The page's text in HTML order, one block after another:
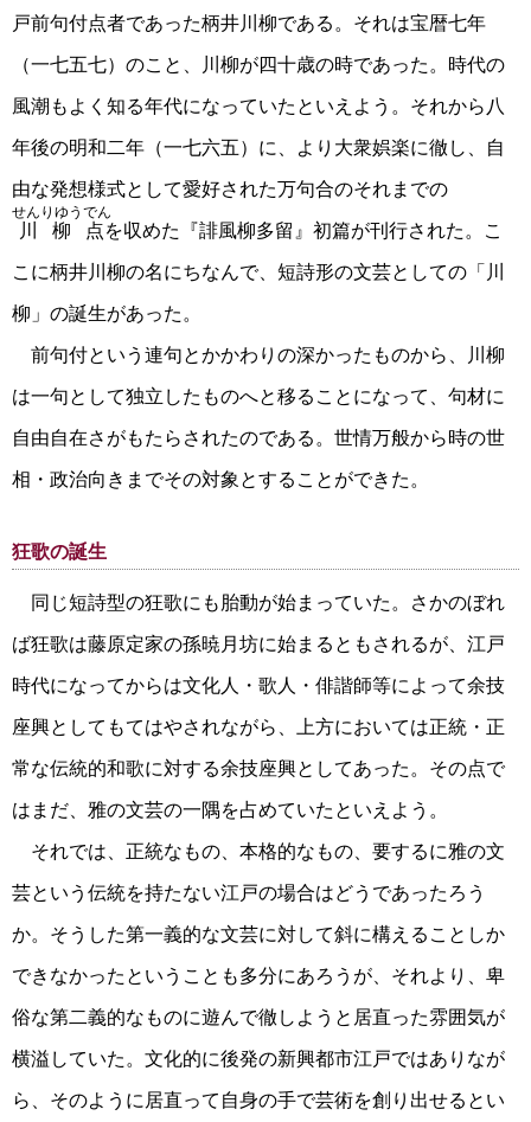
戸前句付点者であった柄井川柳である。それは宝暦七年
（一七五七）のこと、川柳が四十歳の時であった。時代の
風潮もよく知る年代になっていたといえよう。それから八
年後の明和二年（一七六五）に、より大衆娯楽に徹し、自
由な発想様式として愛好された万句合のそれまでの
川柳点
せんりゆうでん
を収めた『誹風柳多留』初篇が刊行された。こ
こに柄井川柳の名にちなんで、短詩形の文芸としての「川
柳」の誕生があった。
前句付という連句とかかわりの深かったものから、川柳
は一句として独立したものへと移ることになって、句材に
自由自在さがもたらされたのである。世情万般から時の世
相・政治向きまでその対象とすることができた。
狂歌の誕生
同じ短詩型の狂歌にも胎動が始まっていた。さかのぼれ
ば狂歌は藤原定家の孫暁月坊に始まるともされるが、江戸
時代になってからは文化人・歌人・俳諧師等によって余技
座興としてもてはやされながら、上方においては正統・正
常な伝統的和歌に対する余技座興としてあった。その点で
はまだ、雅の文芸の一隅を占めていたといえよう。
それでは、正統なもの、本格的なもの、要するに雅の文
芸という伝統を持たない江戸の場合はどうであったろう
か。そうした第一義的な文芸に対して斜に構えることしか
できなかったということも多分にあろうが、それより、卑
俗な第二義的なものに遊んで徹しようと居直った雰囲気が
横溢していた。文化的に後発の新興都市江戸ではありなが
ら、そのように居直って自身の手で芸術を創り出せるとい